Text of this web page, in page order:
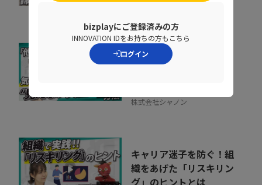
取りこぼしはなぜ起き
株式会社シャノン
キャリア迷子を防ぐ！組
織をあげた「リスキリン
グ」のヒントとは
bizplayにご登録済みの方
INNOVATION IDをお持ちの方もこちら
ログイン